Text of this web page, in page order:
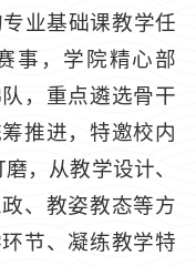
业基础课教学任
事，学院精心部
，重点遴选骨干
推进，特邀校内
，从教学设计、
、教姿教态等方
节、凝练教学特